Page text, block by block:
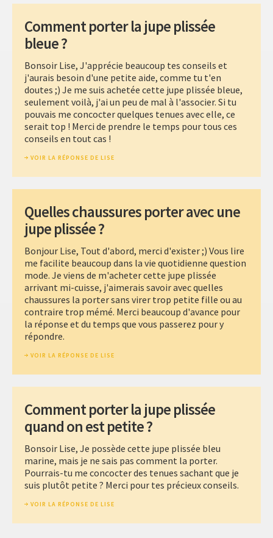
Comment porter la jupe plissée
bleue ?
Bonsoir Lise, J'apprécie beaucoup tes conseils et
j'aurais besoin d'une petite aide, comme tu t'en
doutes ;) Je me suis achetée cette jupe plissée bleue,
seulement voilà, j'ai un peu de mal à l'associer. Si tu
pouvais me concocter quelques tenues avec elle, ce
serait top ! Merci de prendre le temps pour tous ces
conseils en tout cas !
VOIR LA RÉPONSE DE LISE
Quelles chaussures porter avec une
jupe plissée ?
Bonjour Lise, Tout d'abord, merci d'exister ;) Vous lire
me facilite beaucoup dans la vie quotidienne question
mode. Je viens de m'acheter cette jupe plissée
arrivant mi-cuisse, j'aimerais savoir avec quelles
chaussures la porter sans virer trop petite fille ou au
contraire trop mémé. Merci beaucoup d'avance pour
la réponse et du temps que vous passerez pour y
répondre.
VOIR LA RÉPONSE DE LISE
Comment porter la jupe plissée
quand on est petite ?
Bonsoir Lise, Je possède cette jupe plissée bleu
marine, mais je ne sais pas comment la porter.
Pourrais-tu me concocter des tenues sachant que je
suis plutôt petite ? Merci pour tes précieux conseils.
VOIR LA RÉPONSE DE LISE